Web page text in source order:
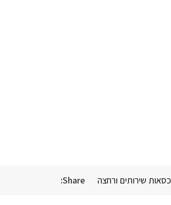
כסאות שירותים ורחצה Share: